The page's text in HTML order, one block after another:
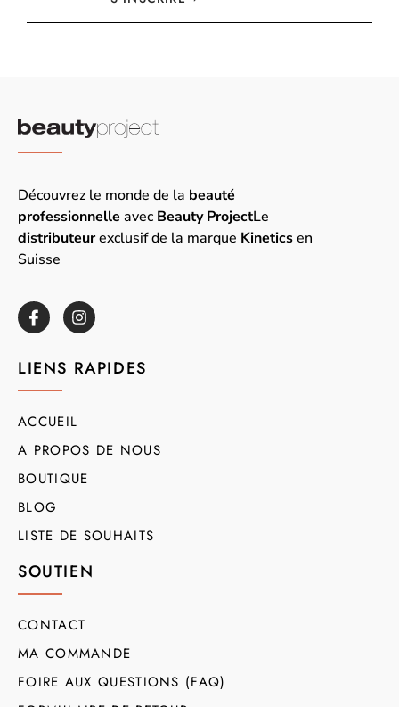
Découvrez le monde de la beauté
professionnelle avec Beauty ProjectLe
distributeurexclusif de la marque Kineticsen
Suisse
LIENS RAPIDES
ACCUEIL
A PROPOS DE NOUS
BOUTIQUE
BLOG
LISTE DE SOUHAITS
SOUTIEN
CONTACT
MA COMMANDE
FOIRE AUX QUESTIONS (FAQ)